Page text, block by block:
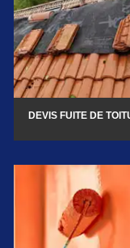
DEVIS FUITE DE